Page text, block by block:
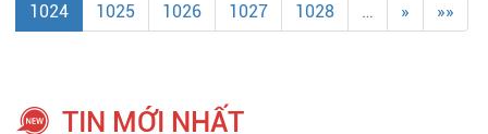
1024
1025 1026 1027 1028 … » »»
TIN MỚI NHẤT